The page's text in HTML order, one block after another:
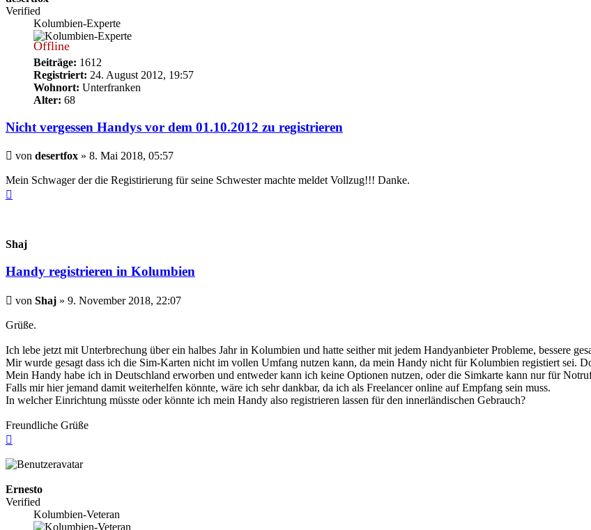
Verified
Kolumbien-Experte
Offline
Beiträge: 1612
Registriert: 24. August 2012, 19:57
Wohnort: Unterfranken
Alter: 68
Nicht vergessen Handys vor dem 01.10.2012 zu registrieren
Beitrag
von desertfox » 8. Mai 2018, 05:57
Mein Schwager der die Registirierung für seine Schwester machte meldet Vollzug!!! Danke.
Shaj
Handy registrieren in Kolumbien
Beitrag
von Shaj » 9. November 2018, 22:07
Grüße.
Ich lebe jetzt mit Unterbrechung über ein halbes Jahr in Kolumbien und hatte seither mit jedem Handyanbieter Probleme, bessere
Mir wurde gesagt dass ich die Sim-Karten nicht im vollen Umfang nutzen kann, da mein Handy nicht für Kolumbien registiert sei.
Mein Handy habe ich in Deutschland erworben und entweder kann ich keine Optionen nutzen, oder die Simkarte kann nur für
Falls mir hier jemand damit weiterhelfen könnte, wäre ich sehr dankbar, da ich als Freelancer online auf Empfang sein muss.
In welcher Einrichtung müsste oder könnte ich mein Handy also registrieren lassen für den innerländischen Gebrauch?
Freundliche Grüße
Ernesto
Verified
Kolumbien-Veteran